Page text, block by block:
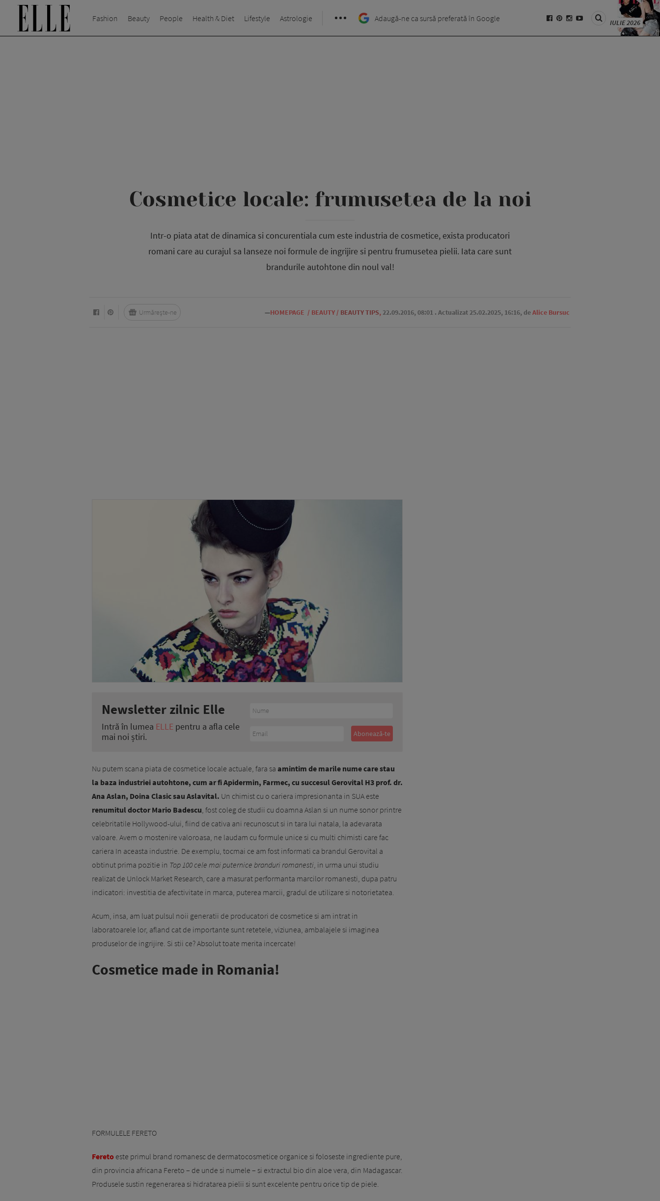
Fashion Beauty People Health & Diet Lifestyle Astrologie Adaugă-ne ca sursă preferată în Google IULIE 2026
Cosmetice locale: frumusetea de la noi
Intr-o piata atat de dinamica si concurentiala cum este industria de cosmetice, exista producatori
romani care au curajul sa lanseze noi formule de ingrijire si pentru frumusetea pielii. Iata care sunt
brandurile autohtone din noul val!
—HOMEPAGE / BEAUTY / BEAUTY TIPS, 22.09.2016, 08:01 . Actualizat 25.02.2025, 16:16, deAlice Bursuc
Urmărește-ne
Newsletter zilnic Elle
Intră în lumea ELLE pentru a afla cele
mai noi știri.
Nu putem scana piata de cosmetice locale actuale, fara sa amintim de marile nume care stau
la baza industriei autohtone, cum ar fi Apidermin, Farmec, cu succesul Gerovital H3 prof. dr.
Ana Aslan, Doina Clasic sau Aslavital. Un chimist cu o cariera impresionanta in SUA este
renumitul doctor Mario Badescu, fost coleg de studii cu doamna Aslan si un nume sonor printre
celebritatile Hollywood-ului, fiind de cativa ani recunoscut si in tara lui natala, la adevarata
valoare. Avem o mostenire valoroasa, ne laudam cu formule unice si cu multi chimisti care fac
cariera In aceasta industrie. De exemplu, tocmai ce am fost informati ca brandul Gerovital a
obtinut prima pozitie in Top 100 cele mai puternice branduri romanesti, in urma unui studiu
realizat de Unlock Market Research, care a masurat performanta marcilor romanesti, dupa patru
indicatori: investitia de afectivitate in marca, puterea marcii, gradul de utilizare si notorietatea.
Acum, insa, am luat pulsul noii generatii de producatori de cosmetice si am intrat in
laboratoarele lor, afland cat de importante sunt retetele, viziunea, ambalajele si imaginea
produselor de ingrijire. Si stii ce? Absolut toate merita incercate!
Cosmetice made in Romania!
FORMULELE FERETO
Fereto este primul brand romanesc de dermatocosmetice organice si foloseste ingrediente pure,
din provincia africana Fereto – de unde si numele – si extractul bio din aloe vera, din Madagascar.
Produsele sustin regenerarea si hidratarea pielii si sunt excelente pentru orice tip de piele.